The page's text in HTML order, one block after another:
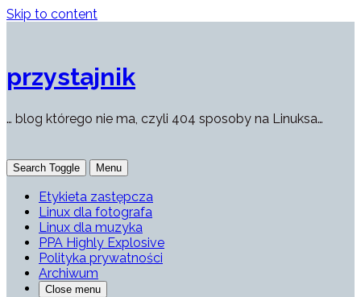
Skip to content
przystajnik
… blog którego nie ma, czyli 404 sposoby na Linuksa…
Search Toggle Menu
Etykieta zastępcza
Linux dla fotografa
Linux dla muzyka
PPA Highly Explosive
Polityka prywatności
Archiwum
Close menu